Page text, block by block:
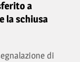
a
la schiusa
di